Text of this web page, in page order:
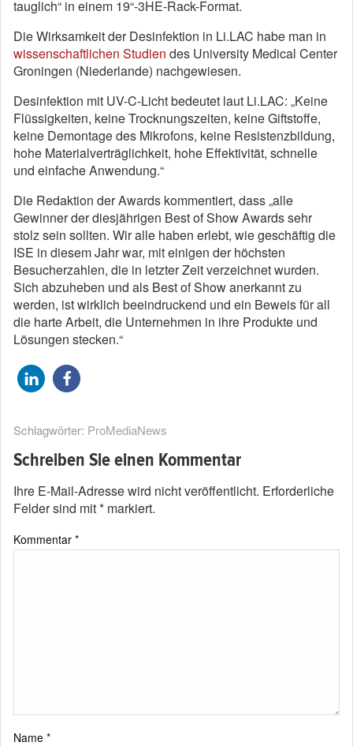
tauglich“ in einem 19“-3HE-Rack-Format.
Die Wirksamkeit der Desinfektion in Li.LAC habe man in
wissenschaftlichen Studien des University Medical Center
Groningen (Niederlande) nachgewiesen.
Desinfektion mit UV-C-Licht bedeutet laut Li.LAC: „Keine
Flüssigkeiten, keine Trocknungszeiten, keine Giftstoffe,
keine Demontage des Mikrofons, keine Resistenzbildung,
hohe Materialverträglichkeit, hohe Effektivität, schnelle
und einfache Anwendung.“
Die Redaktion der Awards kommentiert, dass „alle
Gewinner der diesjährigen Best of Show Awards sehr
stolz sein sollten. Wir alle haben erlebt, wie geschäftig die
ISE in diesem Jahr war, mit einigen der höchsten
Besucherzahlen, die in letzter Zeit verzeichnet wurden.
Sich abzuheben und als Best of Show anerkannt zu
werden, ist wirklich beeindruckend und ein Beweis für all
die harte Arbeit, die Unternehmen in ihre Produkte und
Lösungen stecken.“
Schlagwörter: ProMediaNews
Schreiben Sie einen Kommentar
Ihre E-Mail-Adresse wird nicht veröffentlicht. Erforderliche
Felder sind mit* markiert.
Kommentar *
Name *